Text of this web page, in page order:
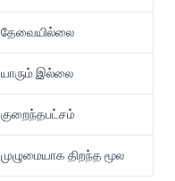
தேவையில்லை
யாரும் இல்லை
குறைந்தபட்சம்
முழுமையாக திறந்த மூல